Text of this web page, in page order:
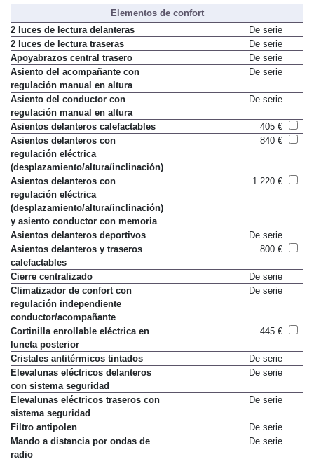
Elementos de confort
2 luces de lectura delanteras
De serie
2 luces de lectura traseras
De serie
Apoyabrazos central trasero
De serie
Asiento del acompañante con
regulación manual en altura
De serie
Asiento del conductor con
regulación manual en altura
De serie
Asientos delanteros calefactables
405 €
Asientos delanteros con
regulación eléctrica
(desplazamiento/altura/inclinación)
840 €
Asientos delanteros con
regulación eléctrica
(desplazamiento/altura/inclinación)
y asiento conductor con memoria
1.220 €
Asientos delanteros deportivos
De serie
Asientos delanteros y traseros
calefactables
800 €
Cierre centralizado
De serie
Climatizador de confort con
regulación independiente
conductor/acompañante
De serie
Cortinilla enrollable eléctrica en
luneta posterior
445 €
Cristales antitérmicos tintados
De serie
Elevalunas eléctricos delanteros
con sistema seguridad
De serie
Elevalunas eléctricos traseros con
sistema seguridad
De serie
Filtro antipolen
De serie
Mando a distancia por ondas de
radio
De serie